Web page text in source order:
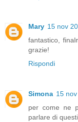
Mary 15 nov
fantastico,
grazie!
Rispondi
Simona 15
per come ne
parlare di